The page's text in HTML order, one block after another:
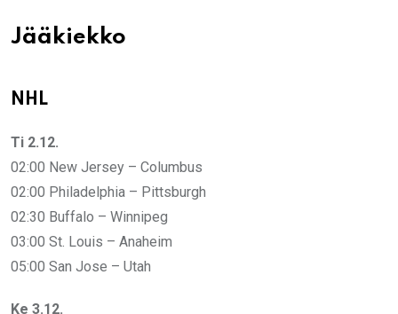
Jääkiekko
NHL
Ti 2.12.
02:00 New Jersey – Columbus
02:00 Philadelphia – Pittsburgh
02:30 Buffalo – Winnipeg
03:00 St. Louis – Anaheim
05:00 San Jose – Utah
Ke 3.12.